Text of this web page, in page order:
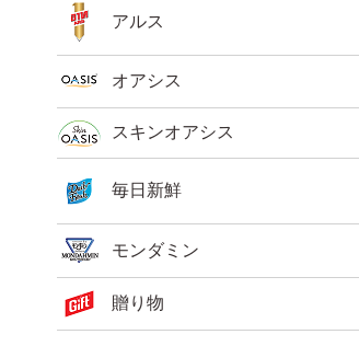
アルス
オアシス
スキンオアシス
毎日新鮮
モンダミン
贈り物